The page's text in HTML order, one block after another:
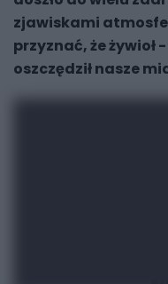
zjawiskami
przyznać, że żywioł
oszczędził nasze